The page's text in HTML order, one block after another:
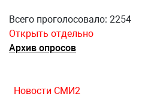
Всего проголосовало: 2254
Открыть отдельно
Архив опросов
Новости СМИ2